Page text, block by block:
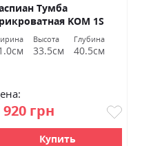
Тумба
KOM 1S
сонома БРВ Украина
Высота
33.5см
Глубина
40.5см
920 грн
Купить